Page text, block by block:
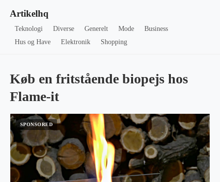
Artikelhq
Teknologi Diverse Generelt Mode
Business
Hus og Have
Elektronik Shopping
Køb en fritstående biopejs hos
Flame-it